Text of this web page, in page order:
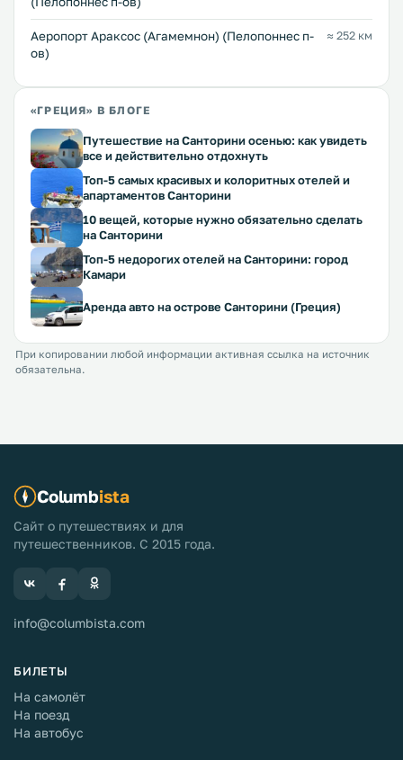
Аеропорт Араксос (Агамемнон) (Пелопоннес п-
ов)
≈ 252 км
«ГРЕЦИЯ» В БЛОГЕ
Путешествие на Санторини осенью: как увидеть
все и действительно отдохнуть
Топ-5 самых красивых и колоритных отелей и
апартаментов Санторини
10 вещей, которые нужно обязательно сделать
на Санторини
Топ-5 недорогих отелей на Санторини: город
Камари
Аренда авто на острове Санторини (Греция)
При копировании любой информации активная ссылка на источник
обязательна.
Columbista
Сайт о путешествиях и для
путешественников. С 2015 года.
info@columbista.com
БИЛЕТЫ
На самолёт
На поезд
На автобус